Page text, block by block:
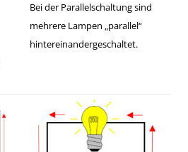
Bei der Parallelschaltung sind
mehrere Lampen „parallel“
hintereinandergeschaltet.